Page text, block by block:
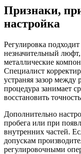
Признаки,
настройка
Регулировка
незначительный
металлические
Специалист
устраняя зазор
процедура занимает
восстановить
Дополнительно
пробега или при
внутренних частей.
допускам
регулировочными